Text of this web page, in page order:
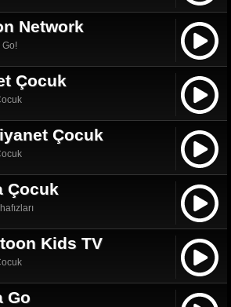
Network
Go!
Çocuk
Çocuk
Çocuk
Kids TV
Go